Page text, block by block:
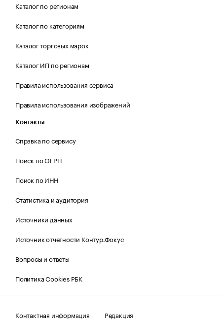
Каталог по регионам
Каталог по категориям
Каталог торговых марок
Каталог ИП по регионам
Правила использования сервиса
Правила использования изображений
Контакты
Справка по сервису
Поиск по ОГРН
Поиск по ИНН
Статистика и аудитория
Источники данных
Источник отчетности Контур.Фокус
Вопросы и ответы
Политика Cookies РБК
Контактная информация Редакция